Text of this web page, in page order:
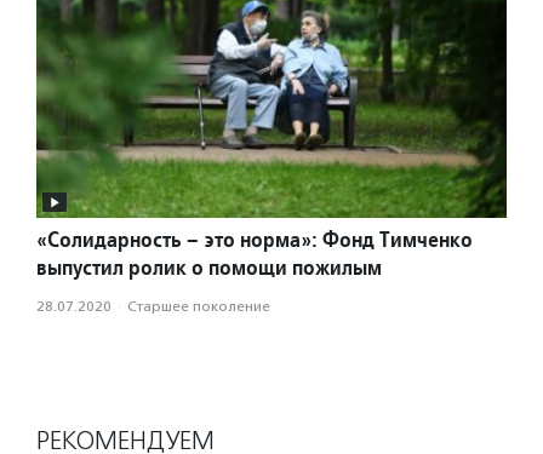
«Солидарность – это норма»: Фонд Тимченко
выпустил ролик о помощи пожилым
28.07.2020 · Старшее поколение
РЕКОМЕНДУЕМ